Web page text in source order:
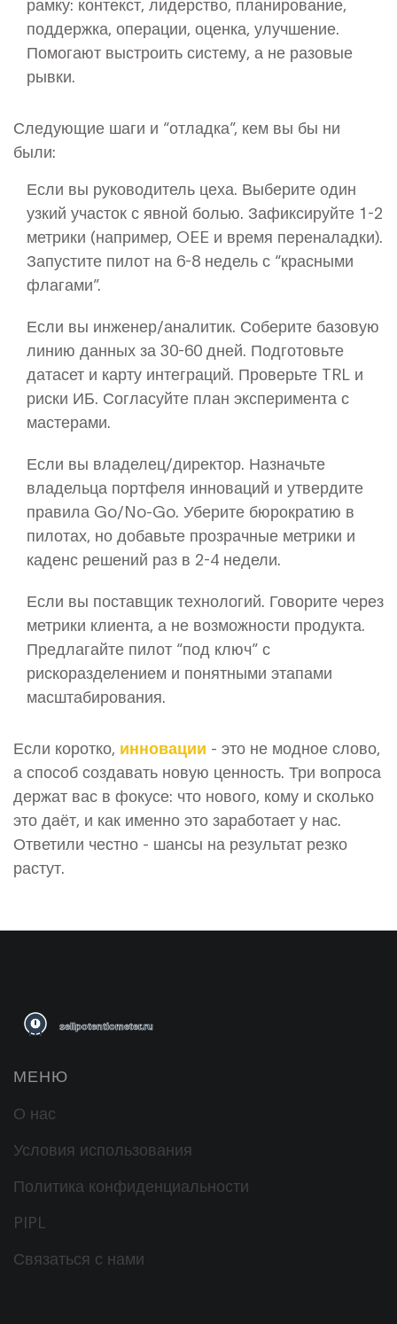
поддержка, операции, оценка, улучшение.
Помогают выстроить систему, а не разовые
рывки.
Следующие шаги и “отладка”, кем вы бы ни
были:
Если вы руководитель цеха. Выберите один
узкий участок с явной болью. Зафиксируйте 1-2
метрики (например, OEE и время переналадки).
Запустите пилот на 6-8 недель с “красными
флагами”.
Если вы инженер/аналитик. Соберите базовую
линию данных за 30-60 дней. Подготовьте
датасет и карту интеграций. Проверьте TRL и
риски ИБ. Согласуйте план эксперимента с
мастерами.
Если вы владелец/директор. Назначьте
владельца портфеля инноваций и утвердите
правила Go/No-Go. Уберите бюрократию в
пилотах, но добавьте прозрачные метрики и
каденс решений раз в 2-4 недели.
Если вы поставщик технологий. Говорите через
метрики клиента, а не возможности продукта.
Предлагайте пилот “под ключ” с
рискоразделением и понятными этапами
масштабирования.
Если коротко, инновации - это не модное слово,
а способ создавать новую ценность. Три вопроса
держат вас в фокусе: что нового, кому и сколько
это даёт, и как именно это заработает у нас.
Ответили честно - шансы на результат резко
растут.
МЕНЮ
О нас
Условия использования
Политика конфиденциальности
PIPL
Связаться с нами